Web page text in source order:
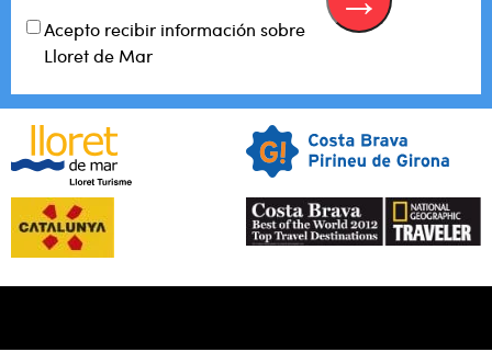
Acepto recibir información sobre
Lloret de Mar